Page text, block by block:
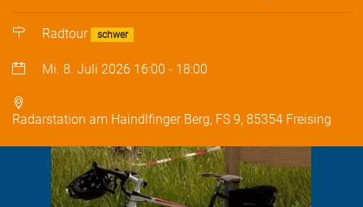
Radtour schwer
Mi. 8. Juli 2026 16:00 - 18:00
Radarstation am Haindlfinger Berg, FS 9, 85354 Freising